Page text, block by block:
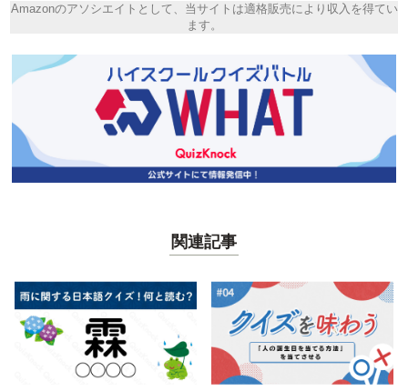
Amazonのアソシエイトとして、当サイトは適格販売により収入を得てい
ます。
関連記事